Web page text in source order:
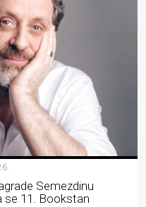
Semezdinu
se 11. Bookstan